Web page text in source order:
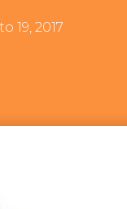
19, 2017